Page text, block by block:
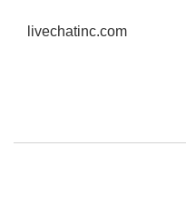
livechatinc.com